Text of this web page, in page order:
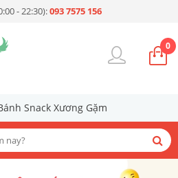
- 22:30):093 7575 156
0
Snack Xương Gặm